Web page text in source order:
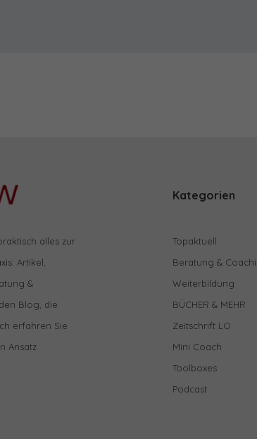
alles zur
Artikel,
&
Blog, die
erfahren Sie
Ansatz
Kategorien
Topaktuell
Beratung &
Weiterbildung
BÜCHER & MEHR
Zeitschrift LO
Mini Coach
Toolboxes
Podcast